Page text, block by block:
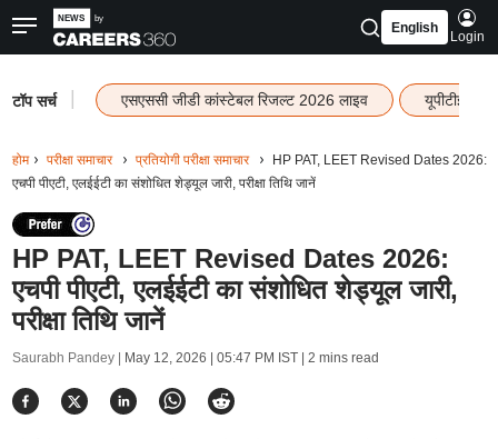
English
Login
टॉप सर्च एसएससी जीडी कांस्टेबल रिजल्ट 2026 लाइव यूपीटीईटी
होम परीक्षा समाचार प्रतियोगी परीक्षा समाचार
HP PAT, LEET Revised Dates 2026:
एचपी पीएटी, एलईईटी का संशोधित शेड्यूल जारी, परीक्षा तिथि जानें
HP PAT, LEET Revised Dates 2026:
एचपी पीएटी, एलईईटी का संशोधित शेड्यूल जारी,
परीक्षा तिथि जानें
Saurabh Pandey | May 12, 2026 | 05:47 PM IST| 2 mins read